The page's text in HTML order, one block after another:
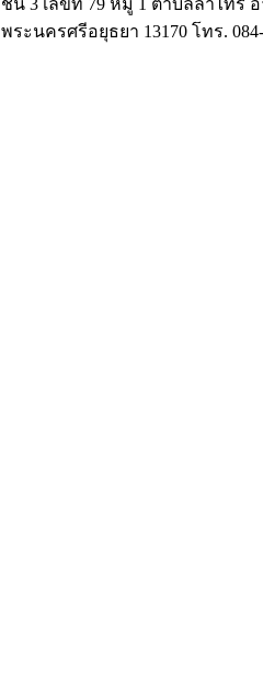
พระนครศรีอยุธยา 13170 โทร. 084-